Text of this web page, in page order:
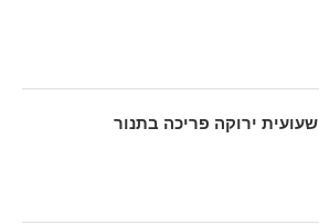
שעועית ירוקה פריכה בתנור